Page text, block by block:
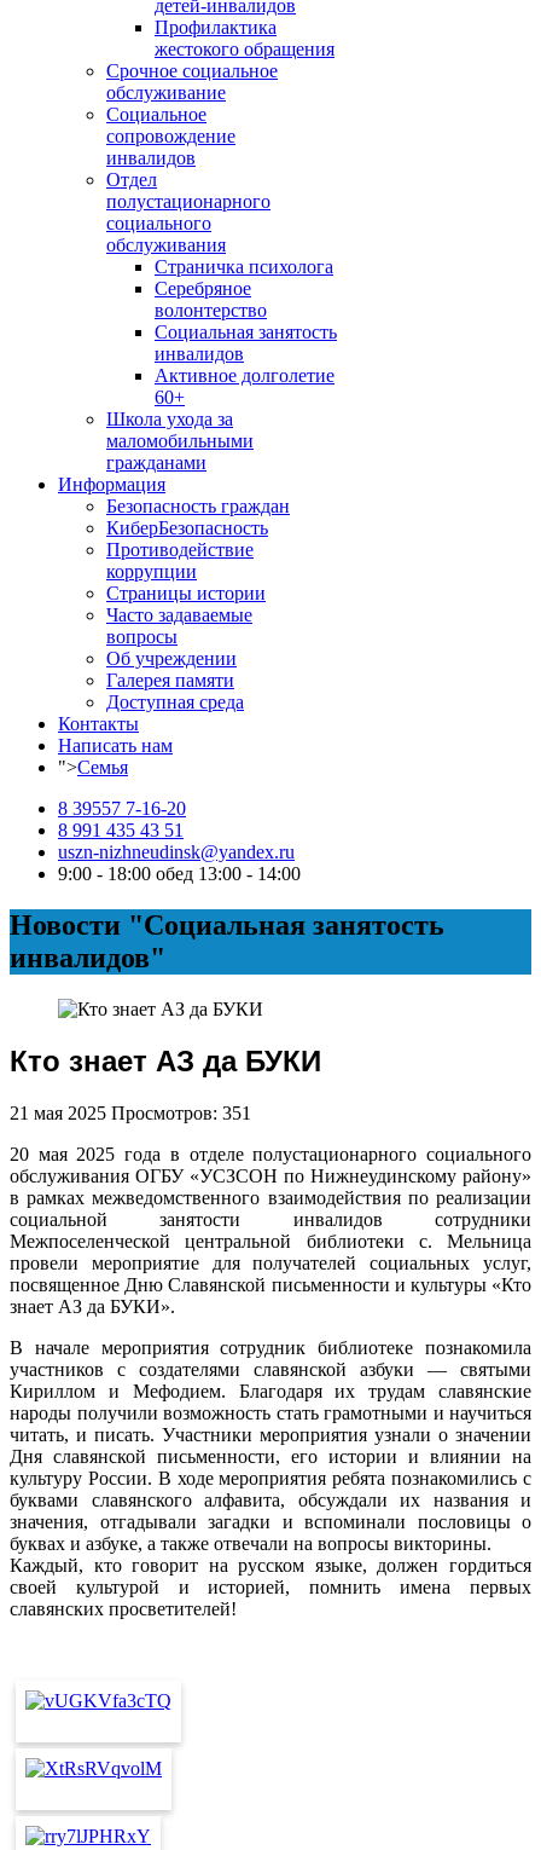
детей-инвалидов
Профилактика
жестокого обращения
Срочное социальное
обслуживание
Социальное
сопровождение
инвалидов
Отдел
полустационарного
социального
обслуживания
Страничка психолога
Серебряное
волонтерство
Социальная занятость
инвалидов
Активное долголетие
60+
Школа ухода за
маломобильными
гражданами
Информация
Безопасность граждан
КиберБезопасность
Противодействие
коррупции
Страницы истории
Часто задаваемые
вопросы
Об учреждении
Галерея памяти
Доступная среда
Контакты
Написать нам
">Семья
8 39557 7-16-20
8 991 435 43 51
uszn-nizhneudinsk@yandex.ru
9:00 - 18:00 обед 13:00 - 14:00
Новости "Социальная занятость
инвалидов"
Кто знает АЗ да БУКИ
21 мая 2025 Просмотров: 351
20 мая 2025 года в отделе полустационарного социального
обслуживания ОГБУ «УСЗСОН по Нижнеудинскому району»
в рамках межведомственного взаимодействия по реализации
социальной занятости инвалидов сотрудники
Межпоселенческой центральной библиотеки с. Мельница
провели мероприятие для получателей социальных услуг,
посвященное Дню Славянской письменности и культуры «Кто
знает АЗ да БУКИ».
В начале мероприятия сотрудник библиотеке познакомила
участников с создателями славянской азбуки — святыми
Кириллом и Мефодием. Благодаря их трудам славянские
народы получили возможность стать грамотными и научиться
читать, и писать. Участники мероприятия узнали о значении
Дня славянской письменности, его истории и влиянии на
культуру России. В ходе мероприятия ребята познакомились с
буквами славянского алфавита, обсуждали их названия и
значения, отгадывали загадки и вспоминали пословицы о
буквах и азбуке, а также отвечали на вопросы викторины.
Каждый, кто говорит на русском языке, должен гордиться
своей культурой и историей, помнить имена первых
славянских просветителей!